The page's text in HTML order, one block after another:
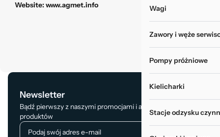
Wagi
Zawory i węże
Pompy próżniowe
Kielicharki
Stacje odzysku
Website:www.agmet.info
Newsletter
Bądź pierwszy z naszymi promocjami i aktualizacją
produktów